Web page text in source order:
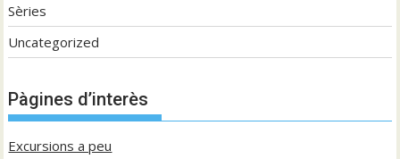
Sèries
Uncategorized
Pàgines d’interès
Excursions a peu